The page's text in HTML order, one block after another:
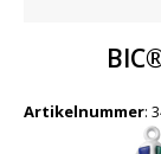
Artikelnummer: